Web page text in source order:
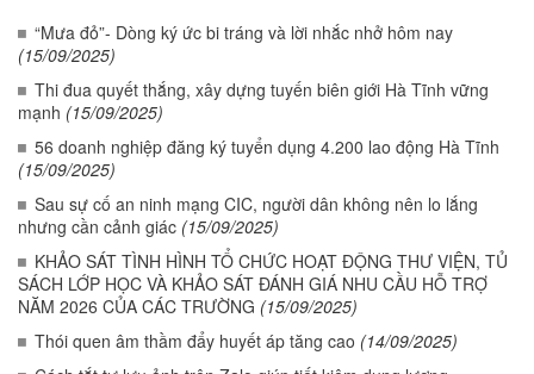
“Mưa đỏ”- Dòng ký ức bi tráng và lời nhắc nhở hôm nay
(15/09/2025)
Thi đua quyết thắng, xây dựng tuyến biên giới Hà Tĩnh vững
mạnh (15/09/2025)
56 doanh nghiệp đăng ký tuyển dụng 4.200 lao động Hà Tĩnh
(15/09/2025)
Sau sự cố an ninh mạng CIC, người dân không nên lo lắng
nhưng cần cảnh giác (15/09/2025)
KHẢO SÁT TÌNH HÌNH TỔ CHỨC HOẠT ĐỘNG THƯ VIỆN, TỦ
SÁCH LỚP HỌC VÀ KHẢO SÁT ĐÁNH GIÁ NHU CẦU HỖ TRỢ
NĂM 2026 CỦA CÁC TRƯỜNG (15/09/2025)
Thói quen âm thầm đẩy huyết áp tăng cao (14/09/2025)